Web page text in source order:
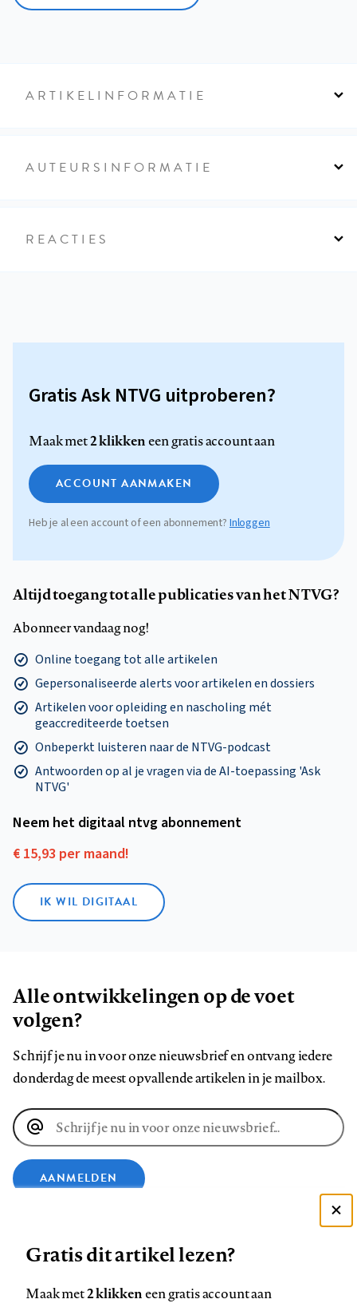
ARTIKELINFORMATIE
AUTEURSINFORMATIE
REACTIES
Gratis Ask NTVG uitproberen?
Maak met2 klikkeneen gratis account aan
ACCOUNT AANMAKEN
Heb je al een account of een abonnement? Inloggen
Altijd toegang tot alle publicaties van het NTVG?
Abonneer vandaag nog!
Online toegang tot alle artikelen
Gepersonaliseerde alerts voor artikelen en dossiers
Artikelen voor opleiding en nascholing mét
geaccrediteerde toetsen
Onbeperkt luisteren naar de NTVG-podcast
Antwoorden op al je vragen via de AI-toepassing 'Ask
NTVG'
Neem het digitaal ntvg abonnement
€ 15,93 per maand!
IK WIL DIGITAAL
Alle ontwikkelingen op de voet
volgen?
Schrijf je nu in voor onze nieuwsbrief en ontvang iedere
donderdag de meest opvallende artikelen in je mailbox.
E-
mailadres
AANMELDEN
Zie onze cookie policy
Gratis dit artikel lezen?
Maak met2 klikkeneen gratis account aan